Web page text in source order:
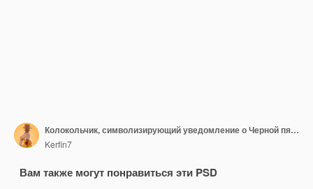
Колокольчик, символизирующий уведомление о Черной пятнице
Kerfin7
Вам также могут понравиться эти PSD